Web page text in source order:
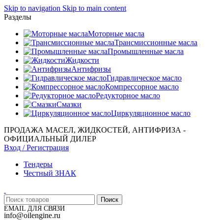
Skip to navigation Skip to main content
Разделы
Моторные масла
Трансмиссионные масла
Промышленные масла
Жидкости
Антифризы
Гидравлическое масло
Компрессорное масло
Редукторное масло
Смазки
Циркуляционное масло
ПРОДАЖА МАСЕЛ, ЖИДКОСТЕЙ, АНТИФРИЗА -
ОФИЦИАЛЬНЫЙ ДИЛЕР
Вход / Регистрация
Тендеры
Честный ЗНАК
Поиск
EMAIL ДЛЯ СВЯЗИ
info@oilengine.ru